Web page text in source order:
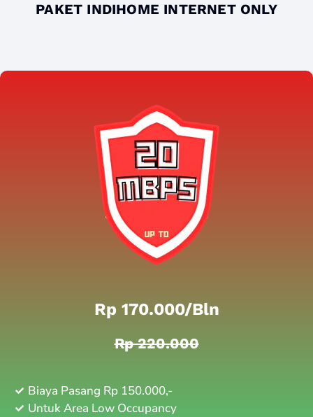
PAKET INDIHOME INTERNET ONLY
Rp 170.000/bln
Rp 220.000
Biaya Pasang Rp 150.000,-
Untuk Area Low Occupancy